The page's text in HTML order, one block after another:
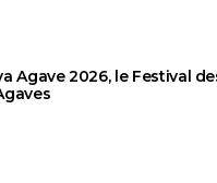
Agave 2026, le Festival